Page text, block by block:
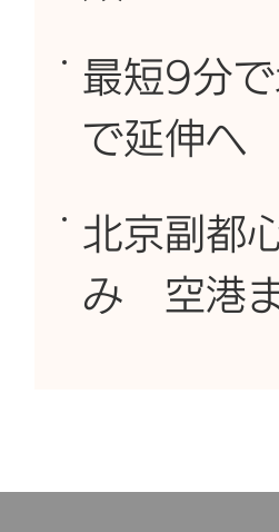
最短9分
で延伸へ
北京副都
み 空港